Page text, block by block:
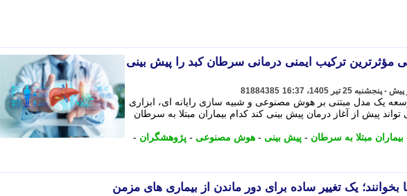
ترکیب ایمنی درمانی سرطان کبد را پیش بینی
81884385
یک مدل مبتنی بر هوش مصنوعی و شبیه سازی رایانه ای، ابزاری
پیش از آغاز درمان پیش بینی کند کدام بیماران مبتلا به سرطان
بیماران مبتلا به سرطان - پیش بینی - هوش مصنوعی - پژوهشگران -
بخوانند؛ یک تغییر ساده برای دور ماندن از بیماری های مزمن